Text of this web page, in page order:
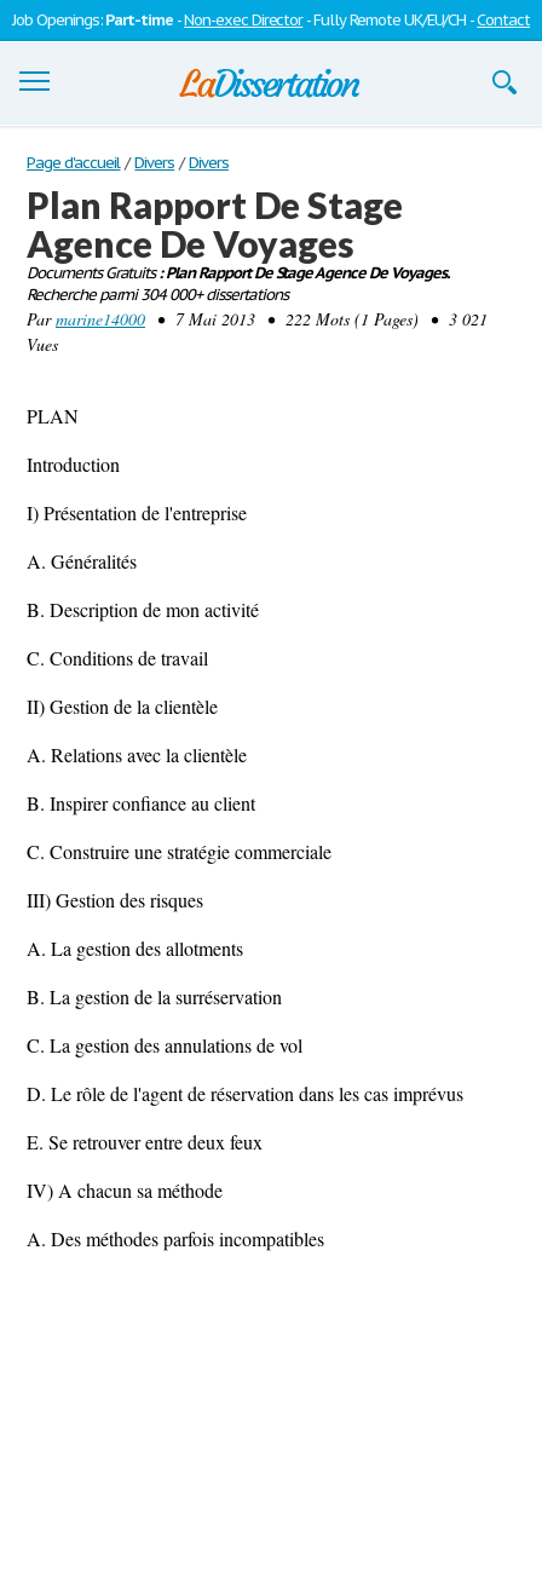
Job Openings:Part-time -Non-exec Director- Fully Remote UK/EU/CH -Contact
Dissertations
S'inscrire
Se connecter
Contactez-nous
Page d'accueil / Divers / Divers
Plan Rapport De Stage
Agence De Voyages
Documents Gratuits: Plan Rapport De Stage Agence De Voyages.
Recherche parmi 304 000+ dissertations
Parmarine14000 • 7 Mai 2013 • 222 Mots (1 Pages) • 3 021
Vues
PLAN
Introduction
I) Présentation de l'entreprise
A. Généralités
B. Description de mon activité
C. Conditions de travail
II) Gestion de la clientèle
A. Relations avec la clientèle
B. Inspirer confiance au client
C. Construire une stratégie commerciale
III) Gestion des risques
A. La gestion des allotments
B. La gestion de la surréservation
C. La gestion des annulations de vol
D. Le rôle de l'agent de réservation dans les cas imprévus
E. Se retrouver entre deux feux
IV) A chacun sa méthode
A. Des méthodes parfois incompatibles